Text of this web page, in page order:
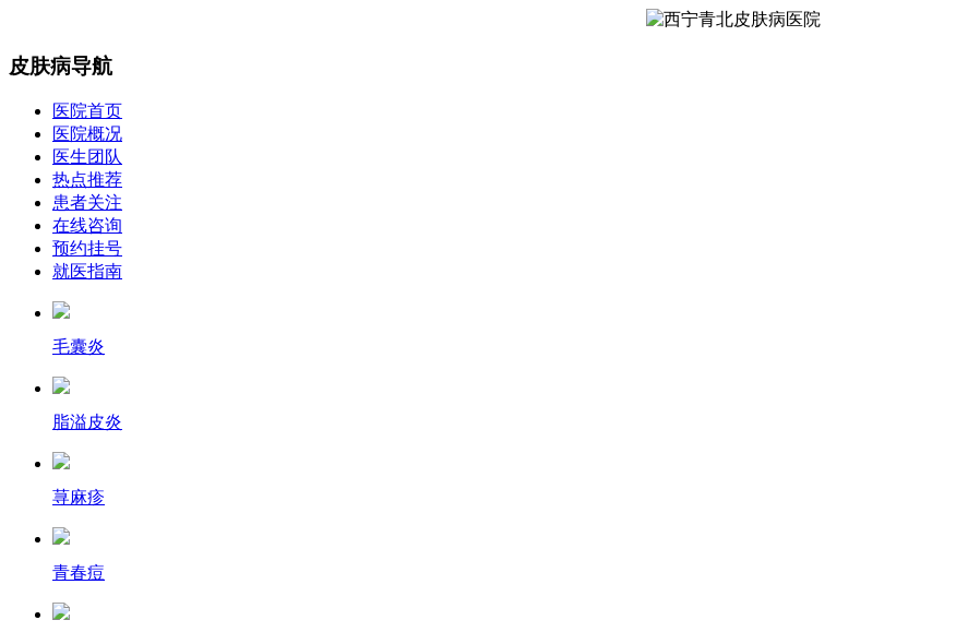
皮肤病导航
医院首页
医院概况
医生团队
热点推荐
患者关注
在线咨询
预约挂号
就医指南
毛囊炎
脂溢皮炎
荨麻疹
青春痘